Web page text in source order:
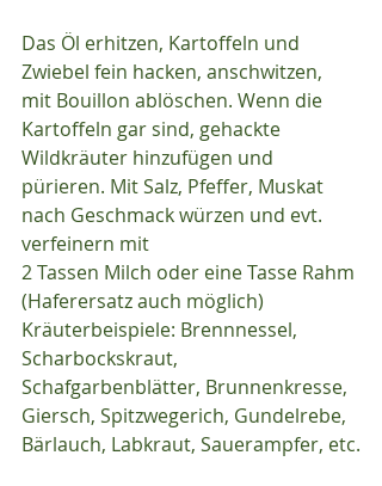
Das Öl erhitzen, Kartoffeln und
Zwiebel fein hacken, anschwitzen,
mit Bouillon ablöschen. Wenn die
Kartoffeln gar sind, gehackte
Wildkräuter hinzufügen und
pürieren. Mit Salz, Pfeffer, Muskat
nach Geschmack würzen und evt.
verfeinern mit
2 Tassen Milch oder eine Tasse Rahm
(Haferersatz auch möglich)
Kräuterbeispiele: Brennnessel,
Scharbockskraut,
Schafgarbenblätter, Brunnenkresse,
Giersch, Spitzwegerich, Gundelrebe,
Bärlauch, Labkraut, Sauerampfer, etc.